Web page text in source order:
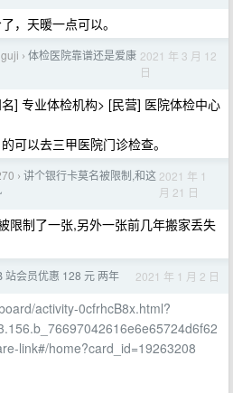
，天暖一点可以。
› 体检医院靠谱还是爱康 2021 年 3 月 12
日
] 专业体检机构> [民营] 医院体检中心
可以去三甲医院门诊检查。
› 讲个银行卡莫名被限制,和这 2021 年 1
月 21 日
限制了一张,另外一张前几年搬家丢失
站会员优惠 128 元 两年 2021 年 1 月 2 日
activity-0cfrhcB8x.html?
link#/home?card_id=19263208